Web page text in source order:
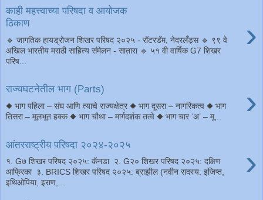
काही महत्त्वाच्या परिषदा व आयोजक
ठिकाण
›
🔹️ जागतिक हायड्रोजन शिखर परिषद २०२५ - रॉटरडॅम, नेदरलँड्स 🔹️ ९९ वे
अखिल भारतीय मराठी साहित्य संमेलन - सातारा 🔹️ ५१ वी वार्षिक G7 शिखर
परिष...
राज्यघटनेतील भाग (Parts) ›
◆ भाग पहिला – संघ आणि त्याचे राज्यक्षेत्र ◆ भाग दूसरा – नागरिकत्व ◆ भाग
तिसरा – मूलभूत हक्क ◆ भाग चौथा – मार्गदर्शक तत्वे ◆ भाग चार ‘अ’ – मू...
आंतरराष्ट्रीय परिषदा २०२४-२०२५ ›
१. G७ शिखर परिषद २०२५: कॅनडा २. G२० शिखर परिषद २०२५: दक्षिण
आफ्रिका ३. BRICS शिखर परिषद २०२५: ब्राझील (नवीन सदस्य: इजिप्त,
इथिओपिया, इराण,...